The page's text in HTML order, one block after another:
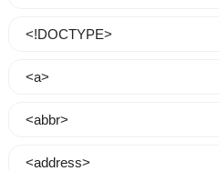
<!DOCTYPE>
<a>
<abbr>
<address>